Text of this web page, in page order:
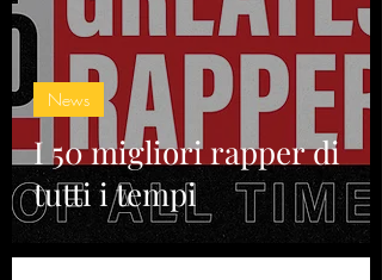
I 50 migliori rapper di
tutti i tempi
News